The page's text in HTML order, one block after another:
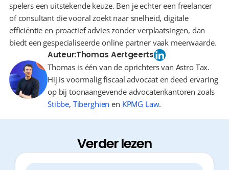
spelers een uitstekende keuze. Ben je echter een freelancer
of consultant die vooral zoekt naar snelheid, digitale
efficiëntie en proactief advies zonder verplaatsingen, dan
biedt een gespecialiseerde online partner vaak meerwaarde.
Auteur:Thomas Aertgeerts
Thomas is één van de oprichters van Astro Tax.
Hij is voormalig fiscaal advocaat en deed ervaring
op bij toonaangevende advocatenkantoren zoals
Stibbe, Tiberghien en KPMG Law.
Verder lezen